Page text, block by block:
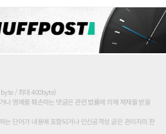
byte / 최대 400byte)
나 명예를 훼손하는 댓글은 관련 법률에 의해 제재를 받을
는 단어가 내용에 포함되거나 인신공격성 글은 관리자의 판